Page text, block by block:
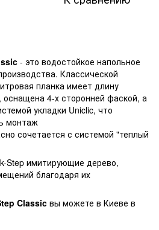
- это водостойкое напольное
Классической
планка имеет длину
4-х сторонней фаской, а
укладки Uniclic, что
монтаж
сочетается с системой "теплый
Step имитирующие дерево,
благодаря их
Classic вы можете в Киеве в